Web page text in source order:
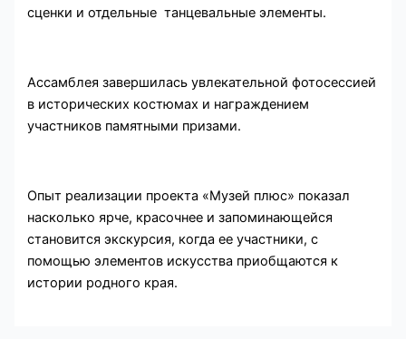
сценки и отдельные танцевальные элементы.
Ассамблея завершилась увлекательной фотосессией
в исторических костюмах и награждением
участников памятными призами.
Опыт реализации проекта «Музей плюс» показал
насколько ярче, красочнее и запоминающейся
становится экскурсия, когда ее участники, с
помощью элементов искусства приобщаются к
истории родного края.